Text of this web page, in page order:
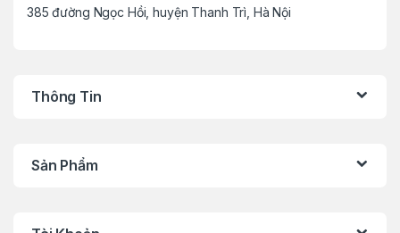
385 đường Ngọc Hồi, huyện Thanh Trì, Hà Nội
Thông Tin
Sản Phẩm